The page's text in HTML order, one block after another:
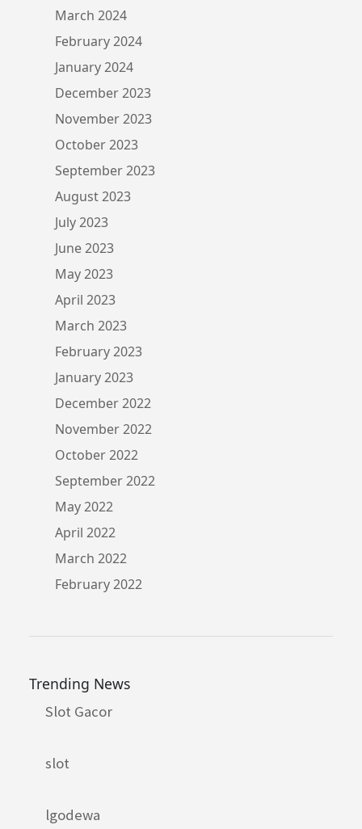
March 2024
February 2024
January 2024
December 2023
November 2023
October 2023
September 2023
August 2023
July 2023
June 2023
May 2023
April 2023
March 2023
February 2023
January 2023
December 2022
November 2022
October 2022
September 2022
May 2022
April 2022
March 2022
February 2022
Trending News
Slot Gacor
slot
lgodewa